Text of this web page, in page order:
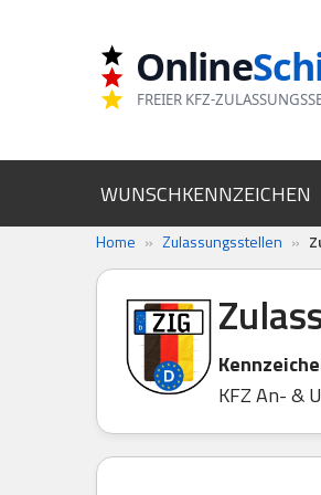
Online
FREIER KFZ-
WUNSCHKENNZEICHEN
Home » Zulassungsstellen »
KFZ An- &